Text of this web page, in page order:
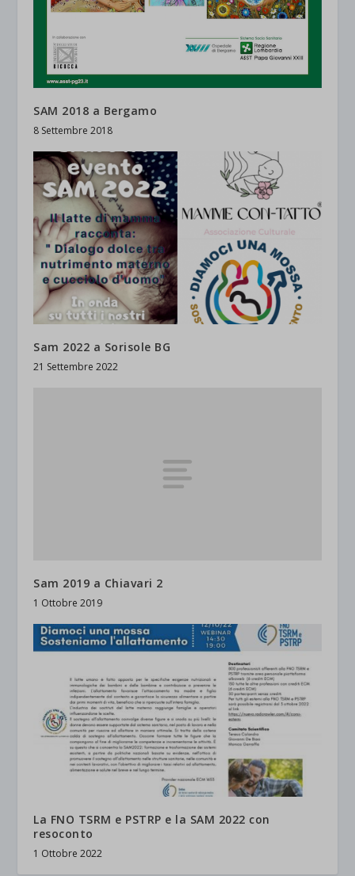
SAM 2018 a Bergamo
8 Settembre 2018
Sam 2022 a Sorisole BG
21 Settembre 2022
Sam 2019 a Chiavari 2
1 Ottobre 2019
La FNO TSRM e PSTRP e la SAM 2022 con
resoconto
1 Ottobre 2022